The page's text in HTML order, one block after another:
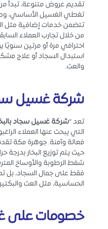
تقديم عروض متنوعة، تبدأ من
تغطي الغسيل الأساسي،
تتضمن خدمات إضافية مثل
من خلال تجارب العملاء
احترافي مرة أو مرتين
استبدال السجاد أو علاج
والعث.
شركة غسيل
تعد “شركة غسيل سجاد
التي يبحث عنها العملاء
فعالة وآمنة. جوهرة مكة
حيث يتم توزيع البخار بدرجة
شفط الرطوبة والأوساخ
فقط على جمال السجاد، بل
الحساسية، مثل العث
خصومات على